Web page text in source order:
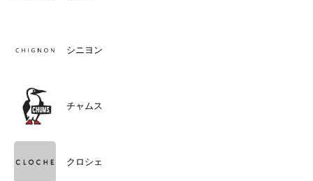
シニヨン
チャムス
クロシェ